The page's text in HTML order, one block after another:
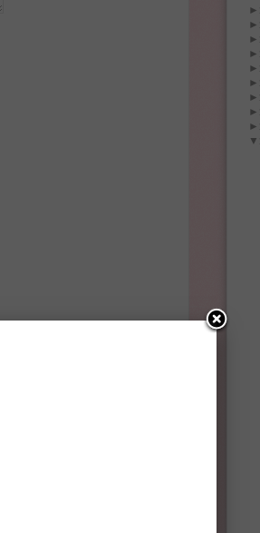
►
►
►
►
►
►
►
►
►
▼